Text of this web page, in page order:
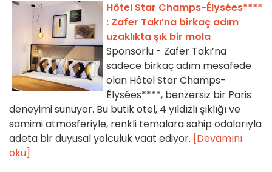
Hôtel Star Champs-Élysées****
: Zafer Takı’na birkaç adım
uzaklıkta şık bir mola
Sponsorlu - Zafer Takı’na
sadece birkaç adım mesafede
olan Hôtel Star Champs-
Élysées****, benzersiz bir Paris
deneyimi sunuyor. Bu butik otel, 4 yıldızlı şıklığı ve
samimi atmosferiyle, renkli temalara sahip odalarıyla
adeta bir duyusal yolculuk vaat ediyor. [Devamını
oku]